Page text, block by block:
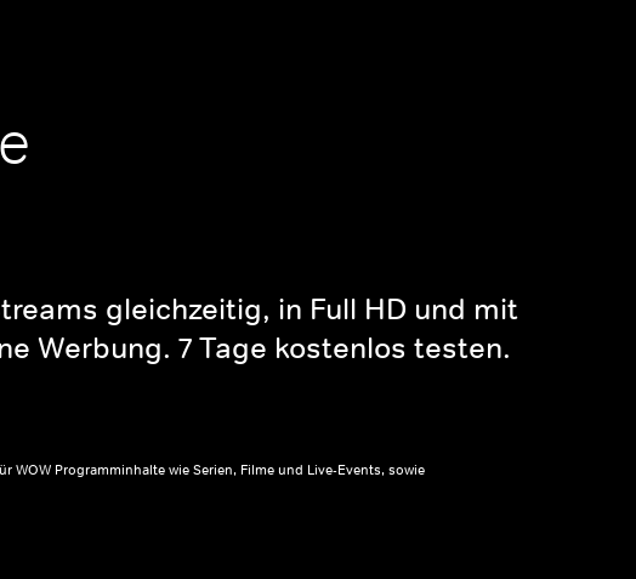
gleichzeitig, in Full HD und mit
Werbung. 7 Tage kostenlos testen.
Programminhalte wie Serien, Filme und Live-Events, sowie